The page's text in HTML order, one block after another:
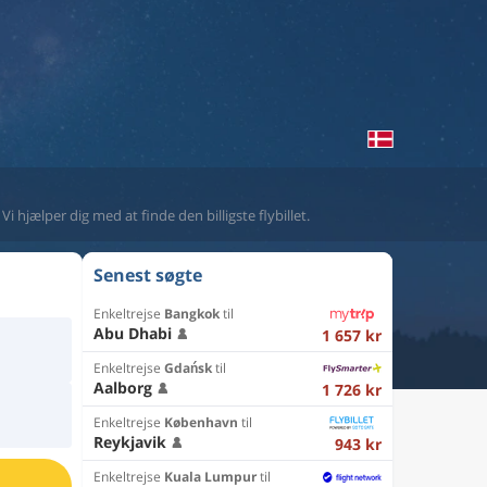
hjælper dig med at finde den billigste flybillet.
Senest søgte
Enkeltrejse Bangkoktil
Abu Dhabi 1 657 kr
Enkeltrejse Gdańsktil
Aalborg 1 726 kr
Enkeltrejse København til
Reykjavik 943 kr
Enkeltrejse Kuala Lumpurtil